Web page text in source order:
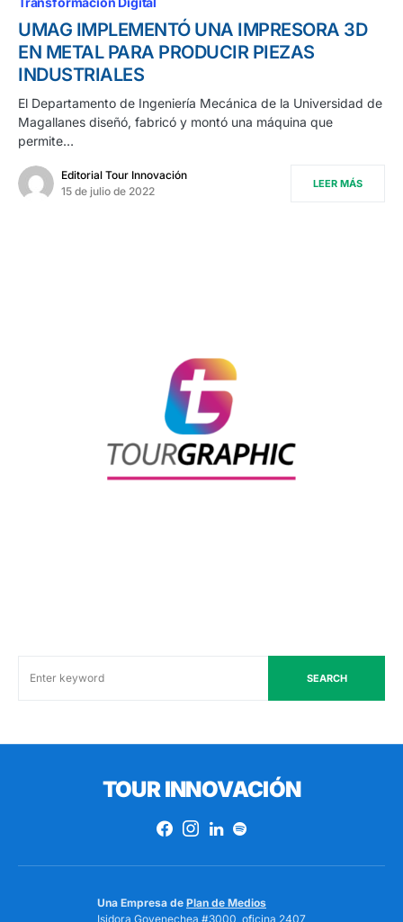
UMAG IMPLEMENTÓ UNA IMPRESORA 3D
EN METAL PARA PRODUCIR PIEZAS
INDUSTRIALES
El Departamento de Ingeniería Mecánica de la Universidad de
Magallanes diseñó, fabricó y montó una máquina que
permite…
Editorial Tour Innovación
15 de julio de 2022
LEER MÁS
SEARCH
TOUR INNOVACIÓN
Una Empresa de Plan de Medios
Isidora Goyenechea #3000, oficina 2407